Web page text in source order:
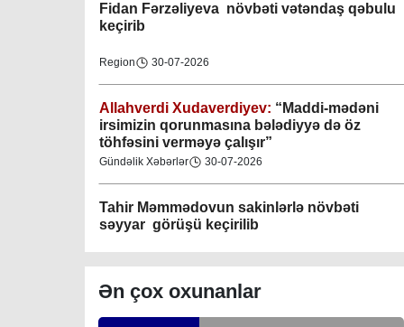
Fidan Fərzəliyeva növbəti vətəndaş qəbulu
keçirib
Region 30-07-2026
Allahverdi Xudaverdiyev: “Maddi-mədəni
irsimizin qorunmasına bələdiyyə də öz
töhfəsini verməyə çalışır”
Gündəlik Xəbərlər 30-07-2026
Tahir Məmmədovun sakinlərlə növbəti
səyyar görüşü keçirilib
Elşad Vəliyev:
təmin olunması və fövqəladə hallara operativ
Ən çox oxunanlar
M.Ə.Rəsuzladə bələdiyyəsi
07-04-2023
Xətai bələdiyyəsi
07-04-2023
Mingəçevir bələdiyyəsi
06-04-2023
Nəsimi bələdiyyəsi
06-04-2023
Nərimanov bələdiyyəsi
06-04-2023